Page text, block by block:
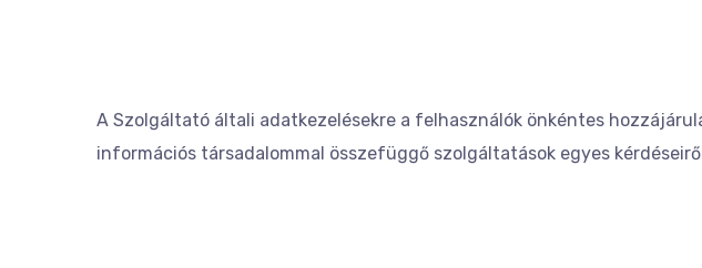
A Szolgáltató általi adatkezelésekre a felhasználók önkéntes
információs társadalommal összefüggő szolgáltatások egyes